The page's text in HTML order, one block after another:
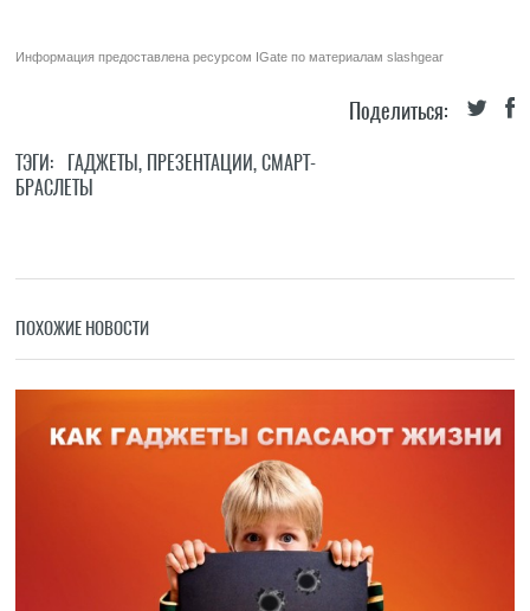
Информация предоставлена ресурсом IGate по материаламslashgear
Поделиться:
ТЭГИ: ГАДЖЕТЫ, ПРЕЗЕНТАЦИИ,СМАРТ-
БРАСЛЕТЫ
ПОХОЖИЕ НОВОСТИ